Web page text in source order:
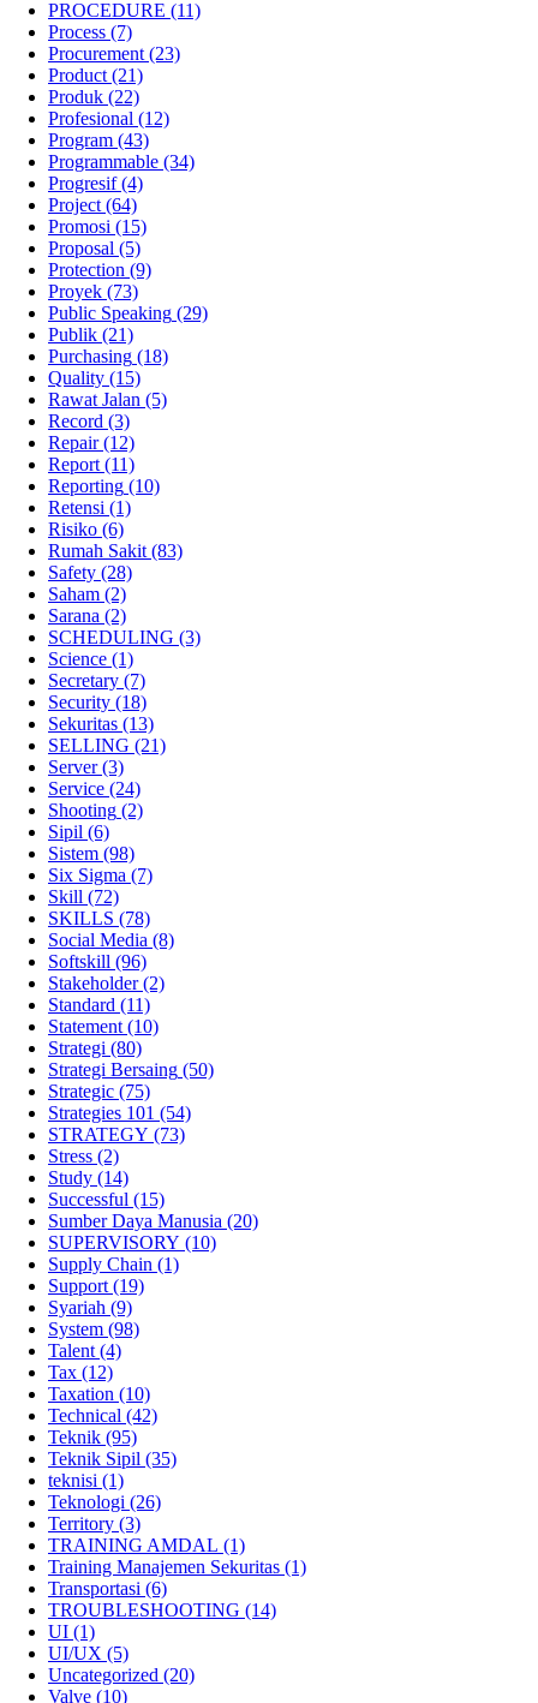
PROCEDURE (11)
Process (7)
Procurement (23)
Product (21)
Produk (22)
Profesional (12)
Program (43)
Programmable (34)
Progresif(4)
Project (64)
Promosi (15)
Proposal (5)
Protection (9)
Proyek (73)
Public Speaking (29)
Publik (21)
Purchasing (18)
Quality (15)
Rawat Jalan (5)
Record (3)
Repair(12)
Report (11)
Reporting (10)
Retensi (1)
Risiko (6)
Rumah Sakit (83)
Safety (28)
Saham (2)
Sarana (2)
SCHEDULING (3)
Science (1)
Secretary (7)
Security (18)
Sekuritas (13)
SELLING (21)
Server(3)
Service (24)
Shooting (2)
Sipil (6)
Sistem (98)
Six Sigma (7)
Skill (72)
SKILLS (78)
Social Media (8)
Softskill (96)
Stakeholder(2)
Standard (11)
Statement (10)
Strategi (80)
Strategi Bersaing (50)
Strategic (75)
Strategies 101 (54)
STRATEGY (73)
Stress (2)
Study (14)
Successful (15)
Sumber Daya Manusia (20)
SUPERVISORY (10)
Supply Chain (1)
Support (19)
Syariah (9)
System (98)
Talent (4)
Tax (12)
Taxation (10)
Technical (42)
Teknik (95)
Teknik Sipil (35)
teknisi (1)
Teknologi (26)
Territory (3)
TRAINING AMDAL (1)
Training Manajemen Sekuritas (1)
Transportasi (6)
TROUBLESHOOTING (14)
UI (1)
UI/UX (5)
Uncategorized (20)
Valve (10)